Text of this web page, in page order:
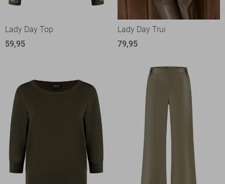
Lady Day Top
59,95
Lady Day Trui
79,95